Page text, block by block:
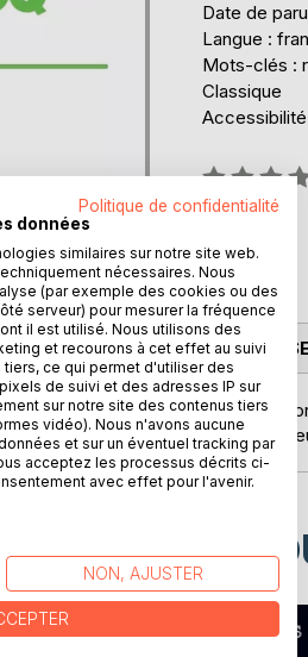
Date de
Langue :
Mots-clés :
Classique
Évaluation:
0%
roman policier écrit par Émile
au 3 décembre 1868 . Il paraît en
CRITIQUES
À
Politique de confidentialité
données
similaires sur notre site web.
nécessaires. Nous
(par exemple des cookies ou des
serveur) pour mesurer la fréquence
il est utilisé. Nous utilisons des
et recourons à cet effet au suivi
ce qui permet d'utiliser des
de suivi et des adresses IP sur
sur notre site des contenus tiers
vidéo). Nous n'avons aucune
et sur un éventuel tracking par
acceptez les processus décrits ci-
avec effet pour l'avenir.
NON, AJUSTER